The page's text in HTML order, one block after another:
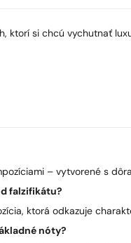
ktorí si chcú vychutnať
– vytvorené s
falzifikátu?
ktorá odkazuje
nóty?